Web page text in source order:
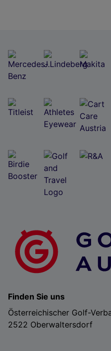
Finden Sie uns
Österreichischer Golf-
2522 Oberwaltersdorf